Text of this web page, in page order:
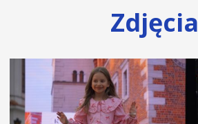
Zdjęcia